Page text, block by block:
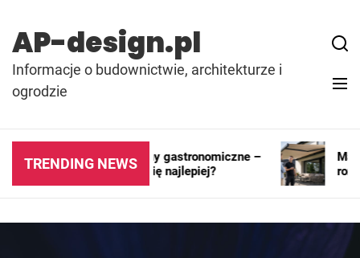
content
AP-design.pl
Informacje o budownictwie, architekturze i
ogrodzie
TRENDING NEWS
Kontenery i pawilony gastronomiczne –
gdzie sprawdzają się najlepiej?